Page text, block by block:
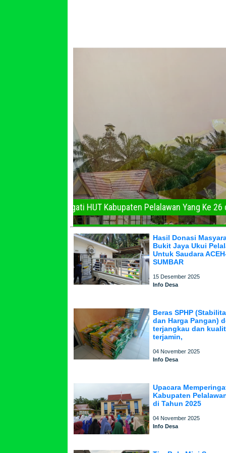
Upacara Memperingati HUT Kabupaten
Hasil Donasi
Bukit Jaya Ukui
Untuk Saudara
SUMBAR
15 Desember 2025
Info Desa
Beras SPHP
dan Harga Pangan)
terjangkau dan
terjamin,
04 November 2025
Info Desa
Upacara
Kabupaten
di Tahun 2025
04 November 2025
Info Desa